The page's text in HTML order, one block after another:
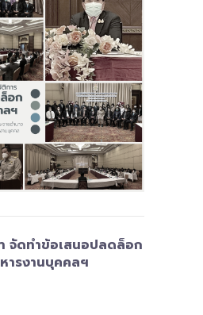
ระเมินผลสัมฤทธิ์ พ.ร.บ.พื้นที่นวัตกรรม
เห็นร่าง พ.ร.ฎ. ฯ
คราะห์ผลกระทบที่อาจเกิดขึ้นจากกฎ
ะเมินอิสระ
(พ.ศ. 2562-2564)
จัดทำข้อเสนอปลดล็อก
ารงานบุคคลฯ